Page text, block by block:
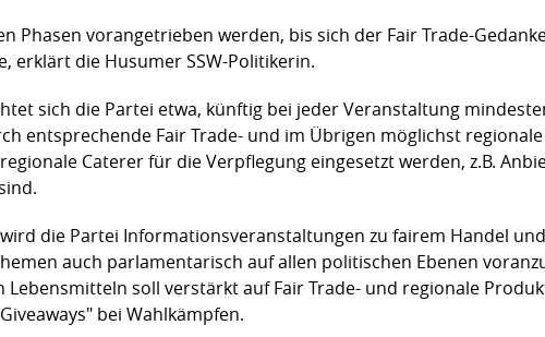
Phasen vorangetrieben werden, bis sich der Fair Trade-
erklärt die Husumer SSW-Politikerin.
sich die Partei etwa, künftig bei jeder Veranstaltung
entsprechende Fair Trade- und im Übrigen möglichst
Caterer für die Verpflegung eingesetzt werden, z.B.
die Partei Informationsveranstaltungen zu fairem Handel
auch parlamentarisch auf allen politischen Ebenen
soll verstärkt auf Fair Trade- und regionale
bei Wahlkämpfen.